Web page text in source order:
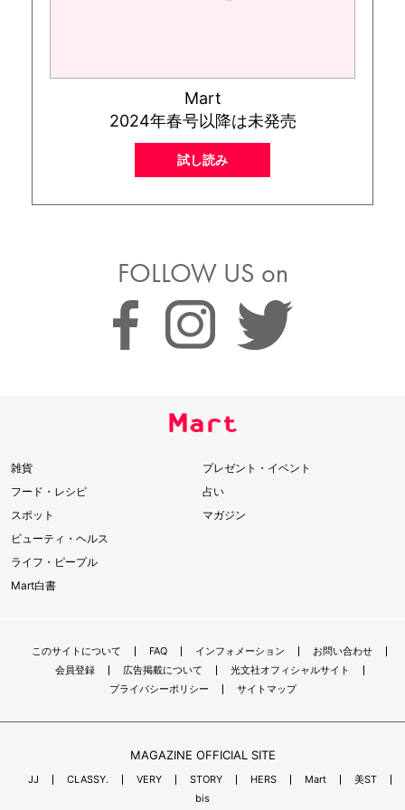
Mart
2024年春号以降は未発売
試し読み
FOLLOW US on
雑貨
フード・レシピ
スポット
ビューティ・ヘルス
ライフ・ピープル
Mart白書
プレゼント・イベント
占い
マガジン
このサイトについて FAQ インフォメーション
お問い合わせ
会員登録
広告掲載について
光文社オフィシャルサイト
プライバシーポリシー
サイトマップ
MAGAZINE OFFICIAL SITE
JJ CLASSY. VERY STORY HERS Mart
美ST
bis